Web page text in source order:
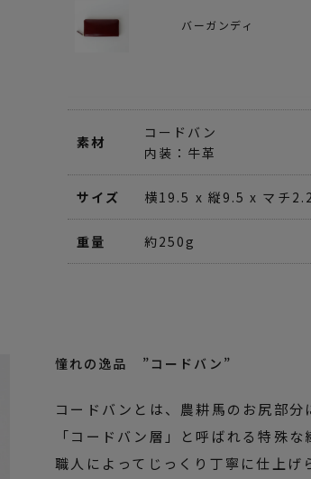
バーガンディ
素材
コードバン
内装：牛革
サイズ 横19.5 x 縦9.5 x マチ
重量 約250g
憧れの逸品 ”コードバン”
コードバンとは、農耕馬のお尻部
「コードバン層」と呼ばれる特殊
職人によってじっくり丁寧に仕上げ